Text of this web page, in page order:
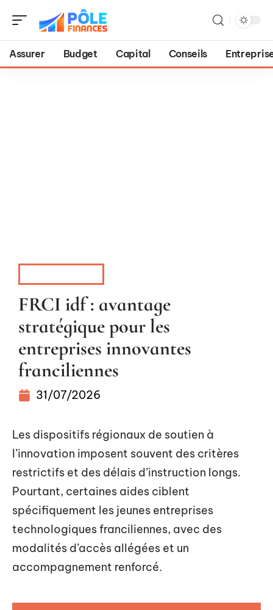
Assurer Budget Capital Conseils
FRCI idf : avantage
stratégique pour les
entreprises innovantes
franciliennes
31/07/2026
Les dispositifs régionaux de soutien à
l’innovation imposent souvent des critères
restrictifs et des délais d’instruction longs.
Pourtant, certaines aides ciblent
spécifiquement les jeunes entreprises
technologiques franciliennes, avec des
modalités d’accès allégées et un
accompagnement renforcé.